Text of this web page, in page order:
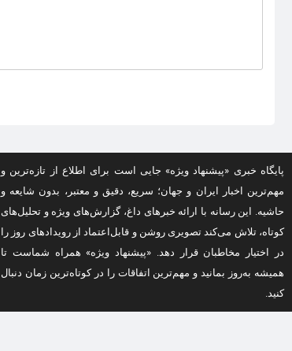
پایگاه خبری «پیشنهاد ویژه» جایی است برای اطلاع از تازه‌ترین و
مهم‌ترین اخبار ایران و جهان؛ سریع، دقیق و معتبر، بدون شایعه و
حاشیه. این رسانه با ارائه خبرهای داغ، گزارش‌های ویژه و تحلیل‌های
کوتاه، تلاش می‌کند تصویری روشن و قابل‌اعتماد از رویدادهای روز را
در اختیار مخاطبان قرار دهد. «پیشنهاد ویژه» همراه شماست تا
همیشه به‌روز بمانید و مهم‌ترین اتفاقات را در کوتاه‌ترین زمان دنبال
کنید.